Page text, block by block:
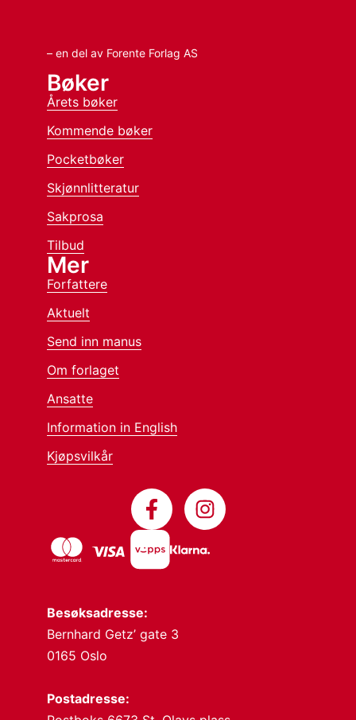
– en del av Forente Forlag AS
Besøksadresse:
Bernhard Getz’ gate 3
0165 Oslo
Postadresse:
Bøker
Årets bøker
Kommende bøker
Pocketbøker
Skjønnlitteratur
Sakprosa
Tilbud
Mer
Forfattere
Aktuelt
Send inn manus
Om forlaget
Ansatte
Information in English
Kjøpsvilkår